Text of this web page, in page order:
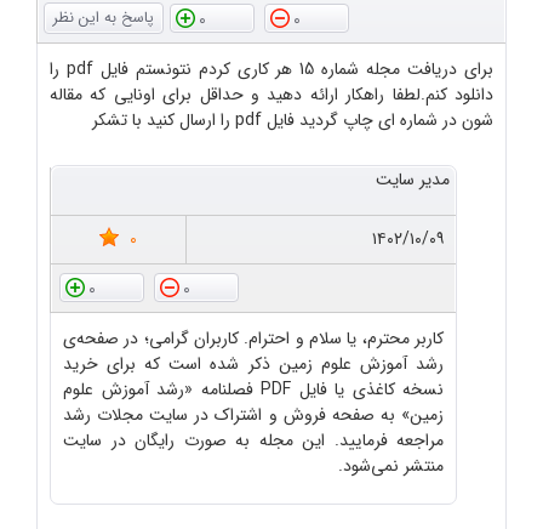
0
0
برای دریافت مجله شماره 15 هر کاری کردم نتونستم فایل pdf را
دانلود کنم.لطفا راهکار ارائه دهید و حداقل برای اونایی که مقاله
شون در شماره ای چاپ گردید فایل pdf را ارسال کنید با تشکر
مدیر سایت
۱۴۰۲/۱۰/۰۹
0
0
0
کاربر محترم، یا سلام و احترام. کاربران گرامی؛ در صفحه‌ی
رشد آموزش علوم زمین ذکر شده است که برای خرید
نسخه کاغذی یا فایل PDF فصلنامه «رشد آموزش علوم
زمین» به صفحه فروش و اشتراک در سایت مجلات رشد
مراجعه فرمایید. این مجله به صورت رایگان در سایت
منتشر نمی‌شود.